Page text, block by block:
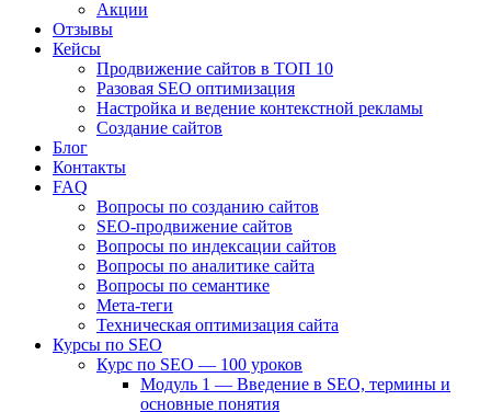
Акции
Отзывы
Кейсы
Продвижение сайтов в ТОП 10
Разовая SEO оптимизация
Настройка и ведение контекстной рекламы
Создание сайтов
Блог
Контакты
FAQ
Вопросы по созданию сайтов
SEO-продвижение сайтов
Вопросы по индексации сайтов
Вопросы по аналитике сайта
Вопросы по семантике
Мета-теги
Техническая оптимизация сайта
Курсы по SEO
Курс по SEO — 100 уроков
Модуль 1 — Введение в SEO, термины и
основные понятия